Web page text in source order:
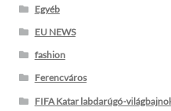
Egyéb
EU NEWS
fashion
Ferencváros
FIFA Katar labdarúgó-